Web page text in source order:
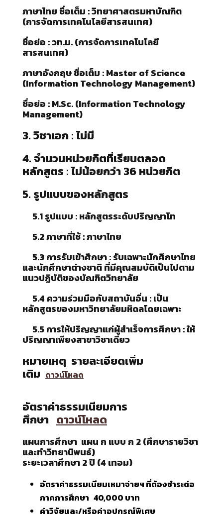
ภาษาไทย ชื่อเต็ม :วิทยาศาสตรมหาบัณฑิต
(การจัดการเทคโนโลยีสารสนเทศ)
ชื่อย่อ :วท.ม. (การจัดการเทคโนโลยี
สารสนเทศ)
ภาษาอังกฤษ ชื่อเต็ม : Master of Science
(Information Technology Management)
ชื่อย่อ :M.Sc. (Information Technology
Management)
3. วิชาเอก : ไม่มี
4. จำนวนหน่วยกิตที่เรียนตลอด
หลักสูตร : ไม่น้อยกว่า 36 หน่วยกิต
5. รูปแบบของหลักสูตร
5.1 รูปแบบ :หลักสูตรระดับปริญญาโท
5.2 ภาษาที่ใช้ :ภาษาไทย
5.3 การรับเข้าศึกษา : รับเฉพาะนักศึกษาไทย
และนักศึกษาต่างชาติ ที่มีคุณสมบัติเป็นไปตาม
แนวปฏิบัติของบัณฑิตวิทยาลัย
5.4 ความร่วมมือกับสถาบันอื่น : เป็น
หลักสูตรของมหาวิทยาลัยมหิดลโดยเฉพาะ
5.5 การให้ปริญญาแก่ผู้สำเร็จการศึกษา : ให้
ปริญญาเพียงสาขาวิชาเดียว
หมายเหตุ รายละเอียดเพิ่ม
เติม ดาวน์โหลด
อัตราค่าธรรมเนียมการ
ศึกษา ดาวน์โหลด
แผนการศึกษา แผน ก แบบ ก 2 (ศึกษารายวิชา
และทำวิทยานิพนธ์)
ระยะเวลาศึกษา 2 ปี (4 เทอม)
อัตราค่าธรรมเนียมเหมาจ่ายฯ ที่ต้องชำระต่อ
ภาคการศึกษา 40,000 บาท
ค่าวิจัยและ/หรือค่าอุปกรณ์พิเศษ